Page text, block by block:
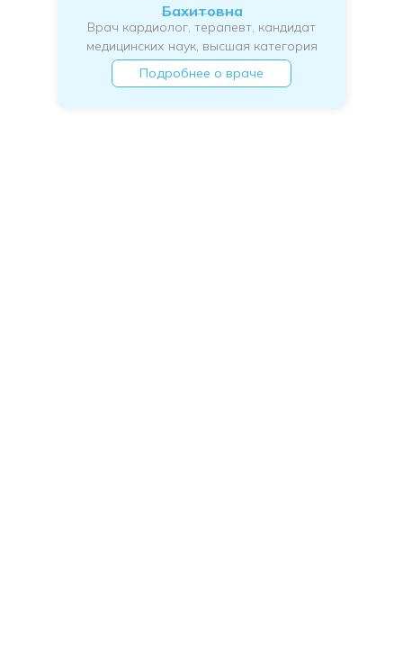
Бахитовна
Врач кардиолог, терапевт, кандидат
медицинских наук, высшая категория
Подробнее о враче